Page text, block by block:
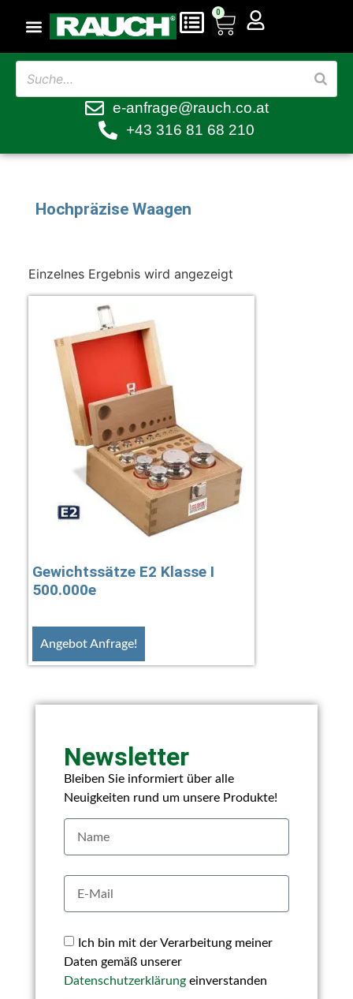
0
e-anfrage@rauch.co.at
+43 316 81 68 210
Hochpräzise Waagen
Einzelnes Ergebnis wird angezeigt
Gewichtssätze E2 Klasse I
500.000e
Angebot Anfrage!
Newsletter
Bleiben Sie informiert über alle
Neuigkeiten rund um unsere Produkte!
Ich bin mit der Verarbeitung meiner
Daten gemäß unserer
Datenschutzerklärungeinverstanden